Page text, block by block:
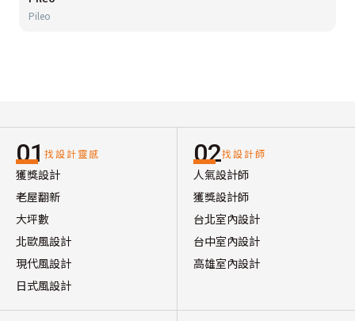
Pileo
01 找設計靈感
獲獎設計
老屋翻新
大坪數
北歐風設計
現代風設計
日式風設計
02找設計師
人氣設計師
獲獎設計師
台北室內設計
台中室內設計
高雄室內設計